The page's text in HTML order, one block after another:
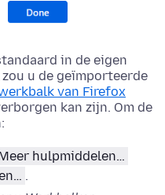
in de eigen
u de geïmporteerde
van Firefox
kan zijn. Om de
hulpmiddelen…
.